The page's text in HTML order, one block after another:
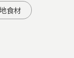
食材